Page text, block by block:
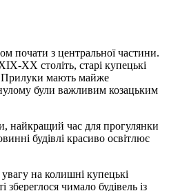
почати з центральної частини.
XX століть, старі купецькі
Прилуки мають майже
були важливим козацьким
найкращий час для прогулянки
будівлі красиво освітлює
на колишні купецькі
чимало будівель із